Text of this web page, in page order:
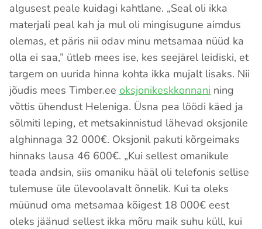
algusest peale kuidagi kahtlane. „Seal oli ikka
materjali peal kah ja mul oli mingisugune aimdus
olemas, et päris nii odav minu metsamaa nüüd ka
olla ei saa,” ütleb mees ise, kes seejärel leidiski, et
targem on uurida hinna kohta ikka mujalt lisaks. Nii
jõudis mees Timber.ee oksjonikeskkonnani ning
võttis ühendust Heleniga. Üsna pea löödi käed ja
sõlmiti leping, et metsakinnistud lähevad oksjonile
alghinnaga 32 000€. Oksjonil pakuti kõrgeimaks
hinnaks lausa 46 600€. „Kui sellest omanikule
teada andsin, siis omaniku hääl oli telefonis sellise
tulemuse üle ülevoolavalt õnnelik. Kui ta oleks
müünud oma metsamaa kõigest 18 000€ eest
oleks jäänud sellest ikka mõru maik suhu küll, kui